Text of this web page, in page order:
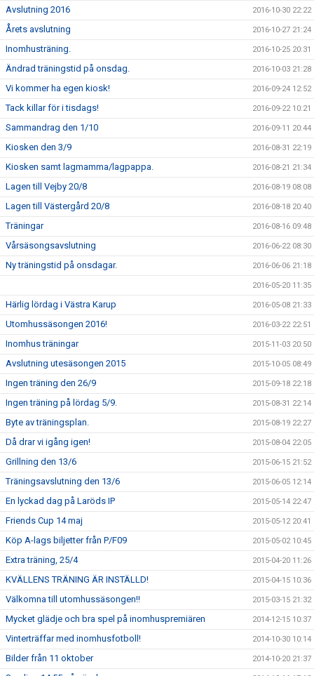
Avslutning 2016 2016-10-30 22:22
Årets avslutning 2016-10-27 21:24
Inomhusträning. 2016-10-25 20:31
Ändrad träningstid på onsdag. 2016-10-03 21:28
Vi kommer ha egen kiosk! 2016-09-24 12:52
Tack killar för i tisdags! 2016-09-22 10:21
Sammandrag den 1/10 2016-09-11 20:44
Kiosken den 3/9 2016-08-31 22:19
Kiosken samt lagmamma/lagpappa. 2016-08-21 21:34
Lagen till Vejby 20/8 2016-08-19 08:08
Lagen till Västergård 20/8 2016-08-18 20:40
Träningar 2016-08-16 09:48
Vårsäsongsavslutning 2016-06-22 08:30
Ny träningstid på onsdagar. 2016-06-06 21:18
2016-05-20 11:35
Härlig lördag i Västra Karup 2016-05-08 21:33
Utomhussäsongen 2016! 2016-03-22 22:51
Inomhus träningar 2015-11-03 20:50
Avslutning utesäsongen 2015 2015-10-05 08:49
Ingen träning den 26/9 2015-09-18 22:18
Ingen träning på lördag 5/9. 2015-08-31 22:14
Byte av träningsplan. 2015-08-19 22:27
Då drar vi igång igen! 2015-08-04 22:05
Grillning den 13/6 2015-06-15 21:52
Träningsavslutning den 13/6 2015-06-05 12:14
En lyckad dag på Laröds IP 2015-05-14 22:47
Friends Cup 14 maj 2015-05-12 20:41
Köp A-lags biljetter från P/F09 2015-05-02 10:45
Extra träning, 25/4 2015-04-20 11:26
KVÄLLENS TRÄNING ÄR INSTÄLLD! 2015-04-15 10:36
Välkomna till utomhussäsongen!! 2015-03-15 21:32
Mycket glädje och bra spel på inomhuspremiären 2014-12-15 10:37
Vinterträffar med inomhusfotboll! 2014-10-30 10:14
Bilder från 11 oktober 2014-10-20 21:37